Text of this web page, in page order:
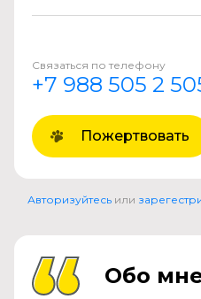
Связаться по телефону
+7 988 505 2
Пожертвовать
Авторизуйтесь или
Обо